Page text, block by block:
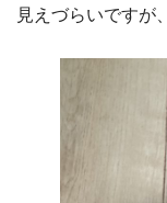
見えづらいですが